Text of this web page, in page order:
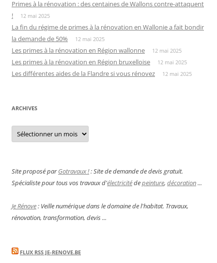
Primes à la rénovation : des centaines de Wallons contre-attaquent
!
12 mai 2025
La fin du régime de primes à la rénovation en Wallonie a fait bondir
la demande de 50%
12 mai 2025
Les primes à la rénovation en Région wallonne 12 mai 2025
Les primes à la rénovation en Région bruxelloise 12 mai 2025
Les différentes aides de la Flandre si vous rénovez 12 mai 2025
ARCHIVES
Archives
Site proposé parGotravaux !: Site de demande de devis gratuit.
Spécialiste pour tous vos travaux d'électricitédepeinture, décoration...
Je Rénove: Veille numérique dans le domaine de l'habitat. Travaux,
rénovation, transformation, devis ...
FLUX RSS JE-RENOVE.BE